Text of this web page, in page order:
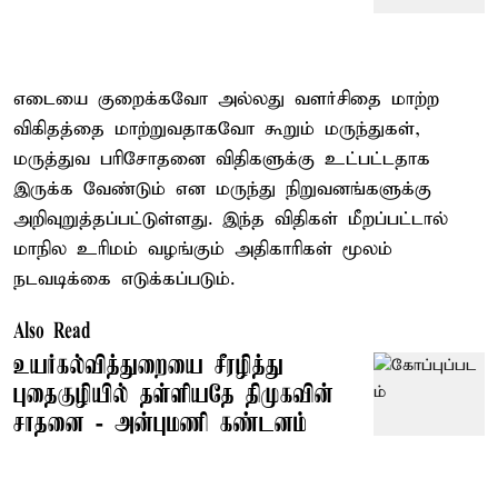
எடையை குறைக்கவோ அல்லது வளர்சிதை மாற்ற
விகிதத்தை மாற்றுவதாகவோ கூறும் மருந்துகள்,
மருத்துவ பரிசோதனை விதிகளுக்கு உட்பட்டதாக
இருக்க வேண்டும் என மருந்து நிறுவனங்களுக்கு
அறிவுறுத்தப்பட்டுள்ளது. இந்த விதிகள் மீறப்பட்டால்
மாநில உரிமம் வழங்கும் அதிகாரிகள் மூலம்
நடவடிக்கை எடுக்கப்படும்.
Also Read
உயர்கல்வித்துறையை சீரழித்து
புதைகுழியில் தள்ளியதே திமுகவின்
சாதனை - அன்புமணி கண்டனம்